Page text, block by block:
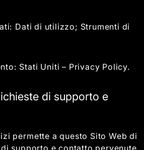
Dati di utilizzo; Strumenti di
Stati Uniti – Privacy Policy.
di supporto e
permette a questo Sito Web di
supporto e contatto pervenute